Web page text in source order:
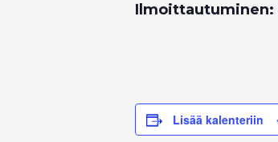
Ilmoittautuminen:
Lisää kalenteriin